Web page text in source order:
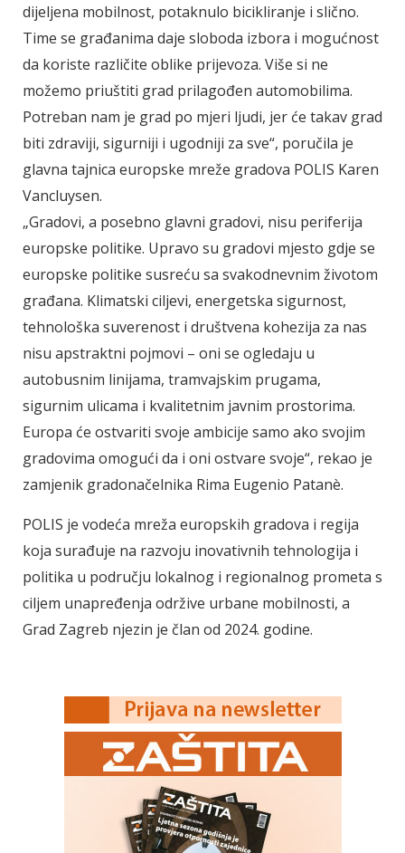
dijeljena mobilnost, potaknulo bicikliranje i slično.
Time se građanima daje sloboda izbora i mogućnost
da koriste različite oblike prijevoza. Više si ne
možemo priuštiti grad prilagođen automobilima.
Potreban nam je grad po mjeri ljudi, jer će takav grad
biti zdraviji, sigurniji i ugodniji za sve“, poručila je
glavna tajnica europske mreže gradova POLIS Karen
Vancluysen.
„Gradovi, a posebno glavni gradovi, nisu periferija
europske politike. Upravo su gradovi mjesto gdje se
europske politike susreću sa svakodnevnim životom
građana. Klimatski ciljevi, energetska sigurnost,
tehnološka suverenost i društvena kohezija za nas
nisu apstraktni pojmovi – oni se ogledaju u
autobusnim linijama, tramvajskim prugama,
sigurnim ulicama i kvalitetnim javnim prostorima.
Europa će ostvariti svoje ambicije samo ako svojim
gradovima omogući da i oni ostvare svoje“, rekao je
zamjenik gradonačelnika Rima Eugenio Patanè.
POLIS je vodeća mreža europskih gradova i regija
koja surađuje na razvoju inovativnih tehnologija i
politika u području lokalnog i regionalnog prometa s
ciljem unapređenja održive urbane mobilnosti, a
Grad Zagreb njezin je član od 2024. godine.